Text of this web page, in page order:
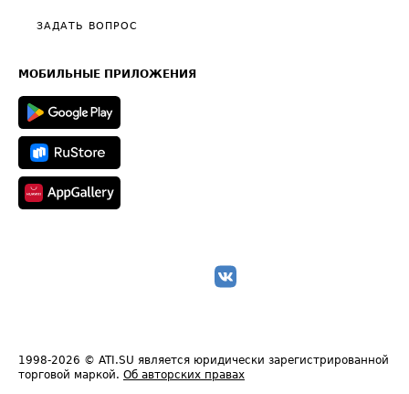
Общие положения
Полезное по перевозкам
Техническая информация
ЗАДАТЬ ВОПРОС
МОБИЛЬНЫЕ ПРИЛОЖЕНИЯ
1998-2026 © ATI.SU является юридически зарегистрированной
торговой маркой. Об авторских правах